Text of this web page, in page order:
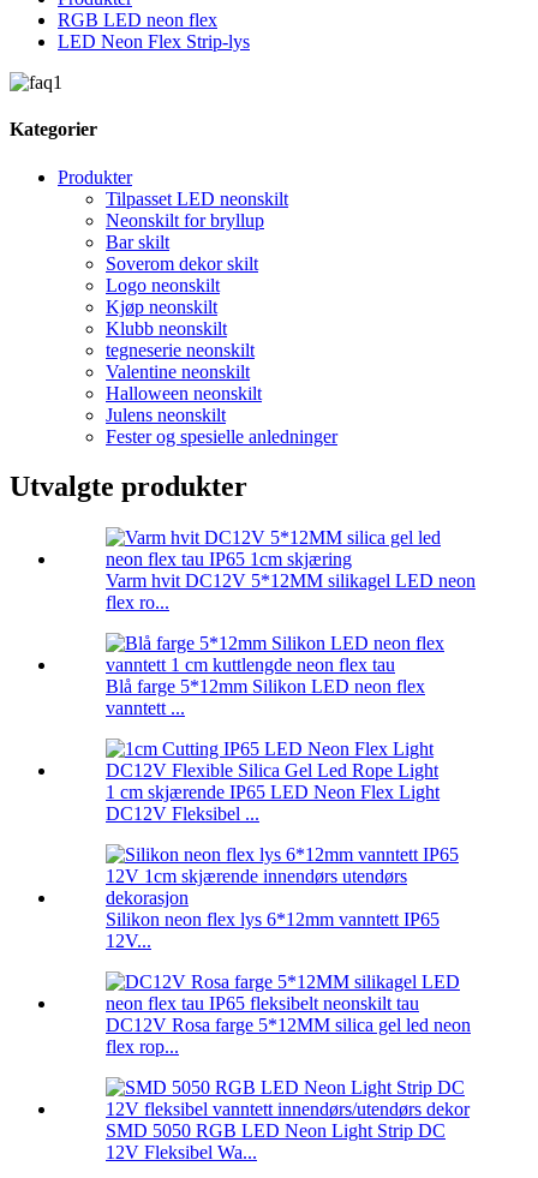
RGB LED neon flex
LED Neon Flex Strip-lys
Kategorier
Produkter
Tilpasset LED neonskilt
Neonskilt for bryllup
Bar skilt
Soverom dekor skilt
Logo neonskilt
Kjøp neonskilt
Klubb neonskilt
tegneserie neonskilt
Valentine neonskilt
Halloween neonskilt
Julens neonskilt
Fester og spesielle anledninger
Utvalgte produkter
Varm hvit DC12V 5*12MM silikagel LED neon
flex ro...
Blå farge 5*12mm Silikon LED neon flex
vanntett ...
1 cm skjærende IP65 LED Neon Flex Light
DC12V Fleksibel ...
Silikon neon flex lys 6*12mm vanntett IP65
12V...
DC12V Rosa farge 5*12MM silica gel led neon
flex rop...
SMD 5050 RGB LED Neon Light Strip DC
12V Fleksibel Wa...